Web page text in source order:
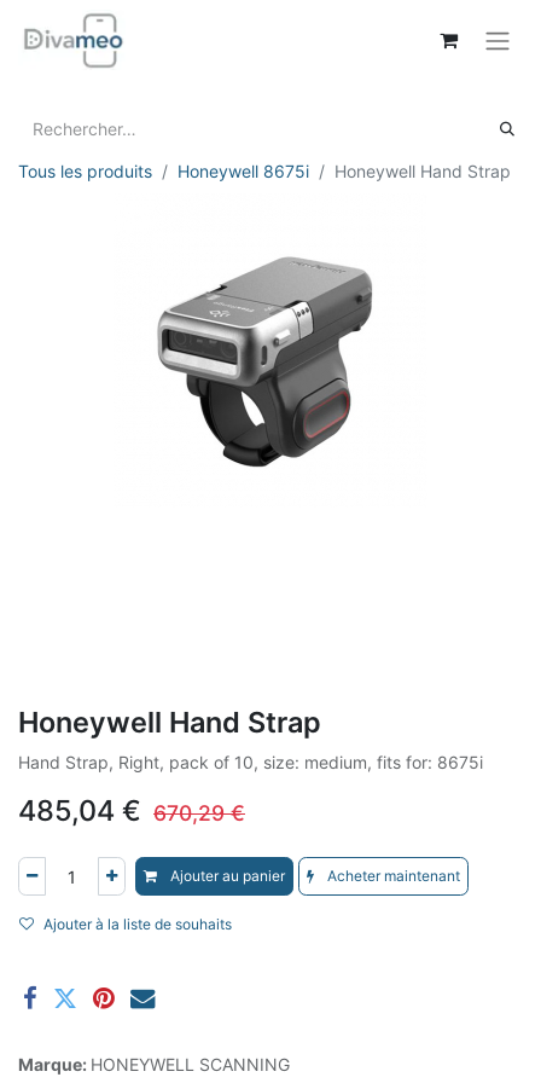
Tous les produits Honeywell 8675i Honeywell Hand Strap
Honeywell Hand Strap
Hand Strap, Right, pack of 10, size: medium, fits for: 8675i
485,04 € 670,29€
Ajouter au panier Acheter maintenant
Ajouter à la liste de souhaits
Marque: HONEYWELL SCANNING